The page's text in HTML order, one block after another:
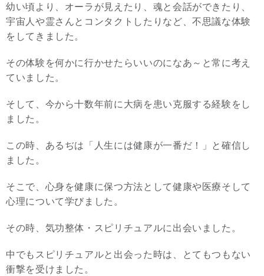
幼い頃より、オーラが見えたり、魂と会話ができたり、
宇宙人や霊さんとコンタクトしたりなど、不思議な体験
をしてきました。
その体験を何かに行かせたらいいのになあ～と常に考え
ていました。
そして、今から十数年前に大病を患い克服する経験をし
ました。
この時、あるぢは「人生には健康が一番だ！」と確信し
ました。
そこで、心身を健康に保つ方法として健康や医療そして
心理について学びました。
その時、気功整体・スピリチュアルに出会いました。
中でもスピリチュアルと出会った時は、とてもつもない
衝撃を受けました。